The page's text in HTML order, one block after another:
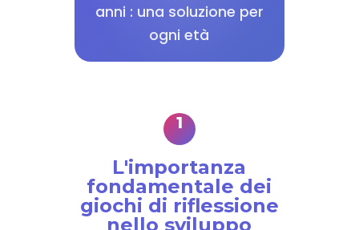
anni : una soluzione per
ogni età
L'importanza
fondamentale dei
giochi di riflessione
nello sviluppo